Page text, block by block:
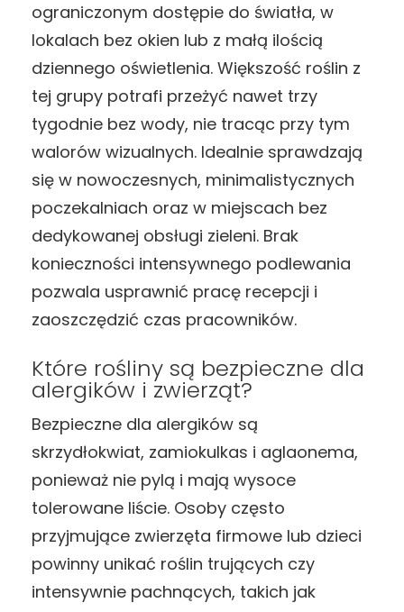
ograniczonym dostępie do światła, w
lokalach bez okien lub z małą ilością
dziennego oświetlenia. Większość roślin z
tej grupy potrafi przeżyć nawet trzy
tygodnie bez wody, nie tracąc przy tym
walorów wizualnych. Idealnie sprawdzają
się w nowoczesnych, minimalistycznych
poczekalniach oraz w miejscach bez
dedykowanej obsługi zieleni. Brak
konieczności intensywnego podlewania
pozwala usprawnić pracę recepcji i
zaoszczędzić czas pracowników.
Które rośliny są bezpieczne dla
alergików i zwierząt?
Bezpieczne dla alergików są
skrzydłokwiat, zamiokulkas i aglaonema,
ponieważ nie pylą i mają wysoce
tolerowane liście. Osoby często
przyjmujące zwierzęta firmowe lub dzieci
powinny unikać roślin trujących czy
intensywnie pachnących, takich jak